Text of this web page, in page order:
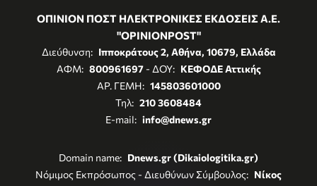
ΟΠΙΝΙΟΝ ΠΟΣΤ ΗΛΕΚΤΡΟΝΙΚΕΣ ΕΚΔΟΣΕΙΣ Α.Ε.
"OPINIONPOST"
Διεύθυνση: Ιπποκράτους 2, Αθήνα, 10679, Ελλάδα
ΑΦΜ: 800961697- ΔΟΥ: ΚΕΦΟΔΕ Αττικής
ΑΡ. ΓΕΜΗ: 145803601000
Τηλ: 210 3608484
E-mail: info@dnews.gr
Domain name: Dnews.gr (Dikaiologitika.gr)
Νόμιμος Εκπρόσωπος - Διευθύνων Σύμβουλος: Νίκος